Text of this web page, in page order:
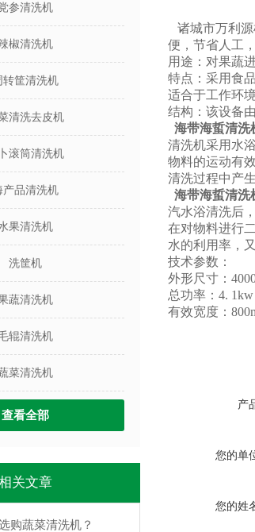
参清洗机
椒清洗机
转筐清洗机
清洗去皮机
滚筒清洗机
产品清洗机
果清洗机
洗筐机
蔬清洗机
辊清洗机
菜清洗机
查看全部
关文章
购蔬菜清洗机？
诸城市万利源
便，节省人工
用途：对果蔬
特点：采用食
适合于工作环
结构：该设备
海带海蜇清洗
清洗机采用水
物料的运动有
清洗过程中产
海带海蜇清洗
汽水浴清洗后
在对物料进行
水的利用率，
技术参数：
外形尺寸：
总功率：4.
有效宽度：
产
您的单
您的姓